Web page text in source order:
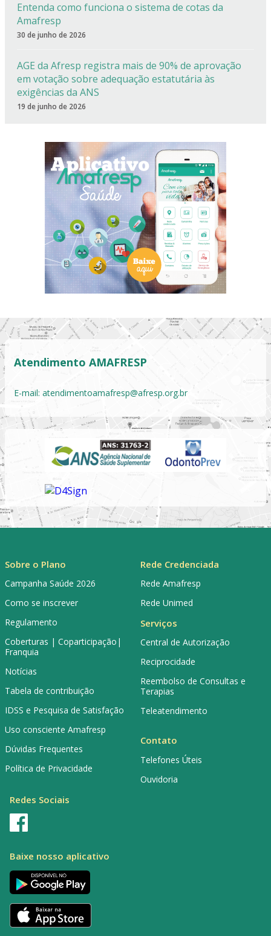
Entenda como funciona o sistema de cotas da
Amafresp
30 de junho de 2026
AGE da Afresp registra mais de 90% de aprovação
em votação sobre adequação estatutária às
exigências da ANS
19 de junho de 2026
Atendimento AMAFRESP
E-mail: atendimentoamafresp@afresp.org.br
Sobre o Plano
Campanha Saúde 2026
Como se inscrever
Regulamento
Coberturas | Coparticipação|
Franquia
Notícias
Tabela de contribuição
IDSS e Pesquisa de Satisfação
Uso consciente Amafresp
Dúvidas Frequentes
Política de Privacidade
Rede Credenciada
Rede Amafresp
Rede Unimed
Serviços
Central de Autorização
Reciprocidade
Reembolso de Consultas e
Terapias
Teleatendimento
Contato
Telefones Úteis
Ouvidoria
Redes Sociais
Baixe nosso aplicativo